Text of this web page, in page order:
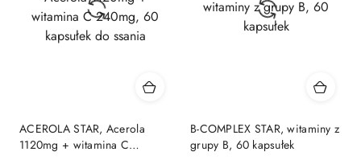
ACEROLA STAR, Acerola
1120mg + witamina C
B-COMPLEX STAR, witaminy z
grupy B, 60 kapsułek